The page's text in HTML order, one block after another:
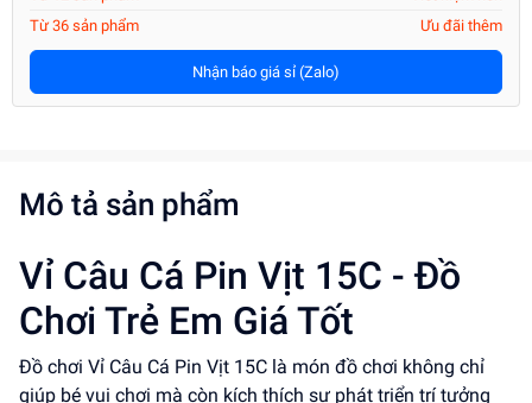
Từ 36 sản phẩm
Ưu đãi thêm
Nhận báo giá sỉ (Zalo)
Mô tả sản phẩm
Vỉ Câu Cá Pin Vịt 15C - Đồ
Chơi Trẻ Em Giá Tốt
Đồ chơi Vỉ Câu Cá Pin Vịt 15C là món đồ chơi không chỉ
giúp bé vui chơi mà còn kích thích sự phát triển trí tưởng